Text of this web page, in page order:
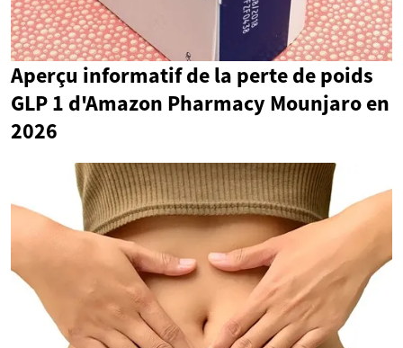
Aperçu informatif de la perte de poids
GLP 1 d'Amazon Pharmacy Mounjaro en
2026